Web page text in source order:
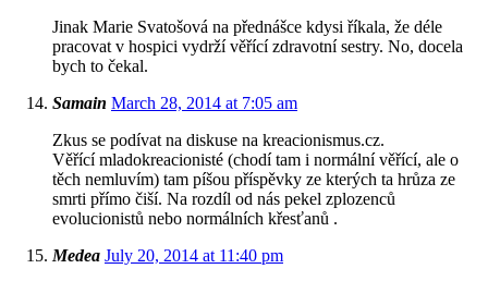
Jinak Marie Svatošová na přednášce kdysi říkala, že déle
pracovat v hospici vydrží věřící zdravotní sestry. No, docela
bych to čekal.
Samain March 28, 2014 at 7:05 am
Zkus se podívat na diskuse na kreacionismus.cz.
Věřící mladokreacionisté (chodí tam i normální věřící, ale o
těch nemluvím) tam píšou příspěvky ze kterých ta hrůza ze
smrti přímo čiší. Na rozdíl od nás pekel zplozenců
evolucionistů nebo normálních křesťanů .
Medea July 20, 2014 at 11:40 pm